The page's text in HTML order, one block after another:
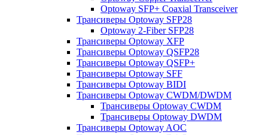
Optoway SFP+ Coaxial Transceiver
Трансиверы Optoway SFP28
Optoway 2-Fiber SFP28
Трансиверы Optoway XFP
Трансиверы Optoway QSFP28
Трансиверы Optoway QSFP+
Трансиверы Optoway SFF
Трансиверы Optoway BIDI
Трансиверы Optoway CWDM/DWDM
Трансиверы Optoway CWDM
Трансиверы Optoway DWDM
Трансиверы Optoway AOC